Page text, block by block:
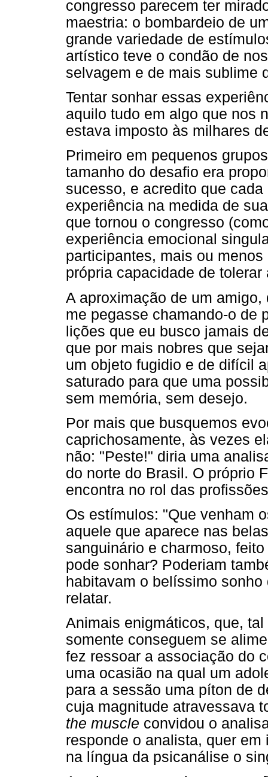
congresso parecem ter
maestria: o bombardeio de
grande variedade de
artístico teve o condão de
selvagem e de mais sublime
Tentar sonhar essas
aquilo tudo em algo que nos
estava imposto às milhares
Primeiro em pequenos
tamanho do desafio era
sucesso, e acredito que
experiência na medida de
que tornou o congresso
experiência emocional
participantes, mais ou
própria capacidade de tolerar
A aproximação de um
me pegasse chamando-o de
lições que eu busco jamais
que por mais nobres que
um objeto fugidio e de difícil
saturado para que uma
sem memória, sem desejo.
Por mais que busquemos
caprichosamente, às vezes
não: "Peste!" diria uma
do norte do Brasil. O próprio
encontra no rol das
Os estímulos: "Que venham
aquele que aparece nas
sanguinário e charmoso,
pode sonhar? Poderiam
habitavam o belíssimo
relatar.
Animais enigmáticos, que,
somente conseguem se
fez ressoar a associação do
uma ocasião na qual um
para a sessão uma píton de
cuja magnitude atravessava
the muscle convidou o
responde o analista, quer
na língua da psicanálise o